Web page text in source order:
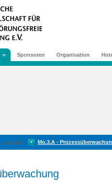
Sponsoren Organisation
Mo.3.A -